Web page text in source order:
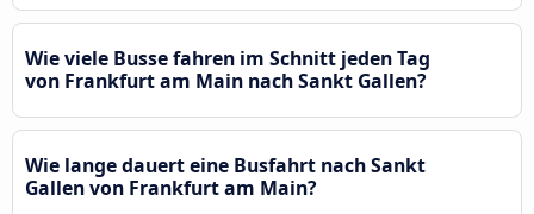
Wie viele Busse fahren im Schnitt jeden Tag
von Frankfurt am Main nach Sankt Gallen?
Wie lange dauert eine Busfahrt nach Sankt
Gallen von Frankfurt am Main?